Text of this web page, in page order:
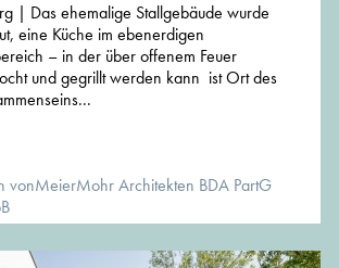
| Das ehemalige Stallgebäude wurde
eine Küche im ebenerdigen
– in der über offenem Feuer
und gegrillt werden kann ist Ort des
vonMeierMohr Architekten BDA PartG